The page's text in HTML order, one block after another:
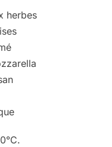
herbes